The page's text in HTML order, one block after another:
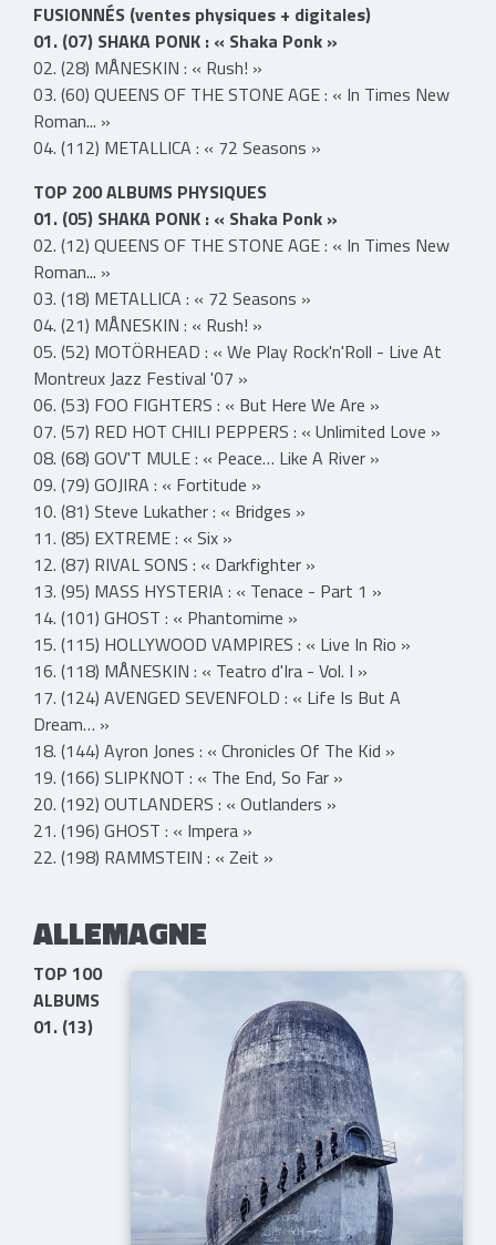
FUSIONNÉS (ventes physiques + digitales)
01. (07) SHAKA PONK : « Shaka Ponk »
02. (28) MÅNESKIN : « Rush! »
03. (60) QUEENS OF THE STONE AGE : « In Times New
Roman... »
04. (112) METALLICA : « 72 Seasons »
TOP 200 ALBUMS PHYSIQUES
01. (05) SHAKA PONK : « Shaka Ponk »
02. (12) QUEENS OF THE STONE AGE : « In Times New
Roman... »
03. (18) METALLICA : « 72 Seasons »
04. (21) MÅNESKIN : « Rush! »
05. (52) MOTÖRHEAD : « We Play Rock'n'Roll - Live At
Montreux Jazz Festival '07 »
06. (53) FOO FIGHTERS : « But Here We Are »
07. (57) RED HOT CHILI PEPPERS : « Unlimited Love »
08. (68) GOV'T MULE : « Peace… Like A River »
09. (79) GOJIRA : « Fortitude »
10. (81) Steve Lukather : « Bridges »
11. (85) EXTREME : « Six »
12. (87) RIVAL SONS : « Darkfighter »
13. (95) MASS HYSTERIA : « Tenace - Part 1 »
14. (101) GHOST : « Phantomime »
15. (115) HOLLYWOOD VAMPIRES : « Live In Rio »
16. (118) MÅNESKIN : « Teatro d'Ira - Vol. I »
17. (124) AVENGED SEVENFOLD : « Life Is But A
Dream… »
18. (144) Ayron Jones : « Chronicles Of The Kid »
19. (166) SLIPKNOT : « The End, So Far »
20. (192) OUTLANDERS : « Outlanders »
21. (196) GHOST : « Impera »
22. (198) RAMMSTEIN : « Zeit »
ALLEMAGNE
TOP 100
ALBUMS
01. (13)